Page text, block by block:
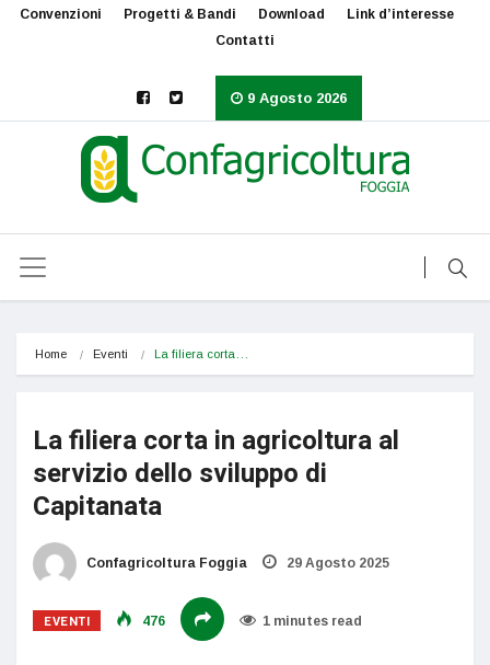
Convenzioni Progetti & Bandi Download
Link d’interesse
Contatti
9 Agosto 2026
Home Eventi La filiera corta…
La filiera corta in agricoltura al
servizio dello sviluppo di
Capitanata
Confagricoltura Foggia 29 Agosto 2025
EVENTI 476 1 minutes read